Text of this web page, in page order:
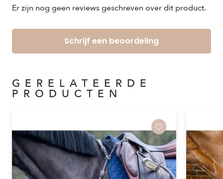
Er zijn nog geen reviews geschreven over dit product.
Schrijf een beoordeling
GERELATEERDE
PRODUCTEN